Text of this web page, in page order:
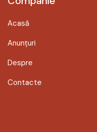
Acasă
Anunțuri
Despre
Contacte